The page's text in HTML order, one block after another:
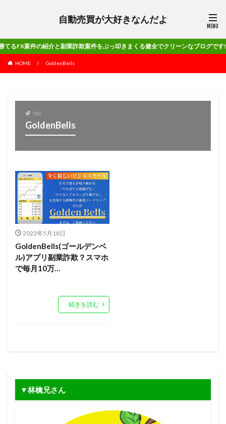
自動売買が大好きなんだよ
介と副業詐欺案件をぶっ叩きまくる健全でクリーンなブログです!!
HOME GoldenBells
TAG
GoldenBells
2022年5月18日
GoldenBells(ゴールデンベ
ル)アプリ副業詐欺？スマホ
で毎月10万…
続きを読む
▼林檎兄さん